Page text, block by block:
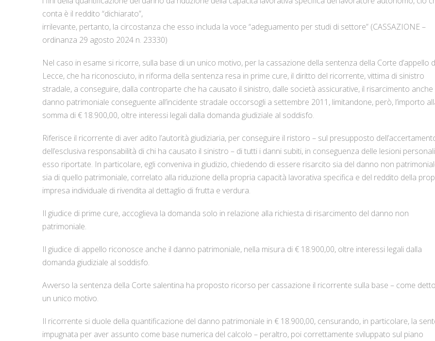
conta è il reddito “dichiarato”,
irrilevante, pertanto, la circostanza che esso includa la voce “adeguamento per studi di settore” (CASSAZIONE –
ordinanza 29 agosto 2024 n. 23330)
Nel caso in esame si ricorre, sulla base di un unico motivo, per la cassazione della sentenza della Corte d’appello
Lecce, che ha riconosciuto, in riforma della sentenza resa in prime cure, il diritto del ricorrente, vittima di sinistro
stradale, a conseguire, dalla controparte che ha causato il sinistro, dalle società assicurative, il risarcimento anche
danno patrimoniale conseguente all’incidente stradale occorsogli a settembre 2011, limitandone, però, l’importo
somma di € 18.900,00, oltre interessi legali dalla domanda giudiziale al soddisfo.
Riferisce il ricorrente di aver adito l’autorità giudiziaria, per conseguire il ristoro – sul presupposto
dell’esclusiva responsabilità di chi ha causato il sinistro – di tutti i danni subiti, in conseguenza delle lesioni
esso riportate. In particolare, egli conveniva in giudizio, chiedendo di essere risarcito sia del danno non
sia di quello patrimoniale, correlato alla riduzione della propria capacità lavorativa specifica e del reddito della
impresa individuale di rivendita al dettaglio di frutta e verdura.
Il giudice di prime cure, accoglieva la domanda solo in relazione alla richiesta di risarcimento del danno non
patrimoniale.
Il giudice di appello riconosce anche il danno patrimoniale, nella misura di € 18.900,00, oltre interessi legali dalla
domanda giudiziale al soddisfo.
Avverso la sentenza della Corte salentina ha proposto ricorso per cassazione il ricorrente sulla base – come
un unico motivo.
Il ricorrente si duole della quantificazione del danno patrimoniale in € 18.900,00, censurando, in particolare, la
impugnata per aver assunto come base numerica del calcolo – peraltro, poi correttamente sviluppato sul piano